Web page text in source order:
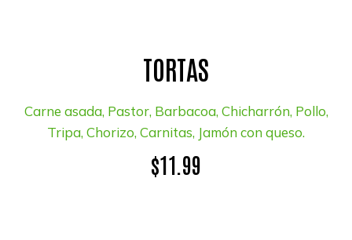
TORTAS
Carne asada, Pastor, Barbacoa, Chicharrón, Pollo,
Tripa, Chorizo, Carnitas, Jamón con queso.
$11.99